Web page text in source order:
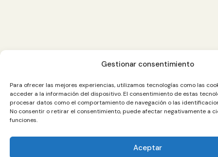
Gestionar consentimiento
Para ofrecer las mejores experiencias, utilizamos tecnologías como las
acceder a la información del dispositivo. El consentimiento de estas
procesar datos como el comportamiento de navegación o las
No consentir o retirar el consentimiento, puede afectar negativamente a
funciones.
Aceptar